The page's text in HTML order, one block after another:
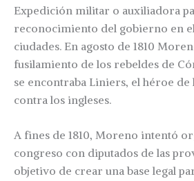
Expedición militar o auxiliadora
reconocimiento del gobierno en
ciudades. En agosto de 1810
fusilamiento de los rebeldes de
se encontraba Liniers, el héroe de
contra los ingleses.
A fines de 1810, Moreno intentó
congreso con diputados de las
objetivo de crear una base legal